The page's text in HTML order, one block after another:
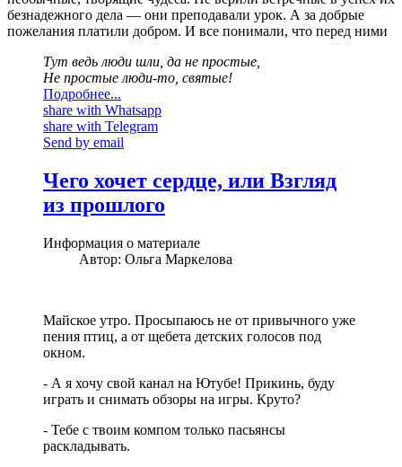
безнадежного дела — они преподавали урок. А за добрые
пожелания платили добром. И все понимали, что перед ними
Тут ведь люди шли, да не простые,
Не простые люди-то, святые!
Подробнее...
share with Whatsapp
share with Telegram
Send by email
Чего хочет сердце, или Взгляд
из прошлого
Информация о материале
Автор: Ольга Маркелова
Майское утро. Просыпаюсь не от привычного уже
пения птиц, а от щебета детских голосов под
окном.
- А я хочу свой канал на Ютубе! Прикинь, буду
играть и снимать обзоры на игры. Круто?
- Тебе с твоим компом только пасьянсы
раскладывать.